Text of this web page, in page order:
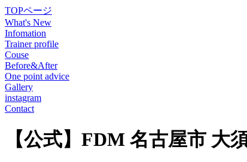
TOPページ
What's New
Infomation
Trainer profile
Couse
Before&After
One point advice
Gallery
instagram
Contact
【公式】FDM 名古屋市